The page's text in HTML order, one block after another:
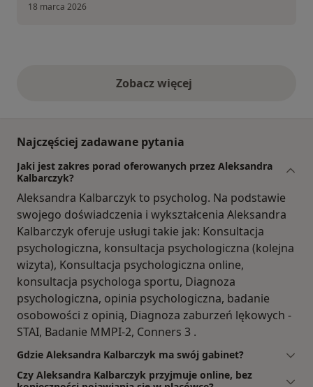
18 marca 2026
Zobacz więcejopinie powyżej
Najczęściej zadawane pytania
Jaki jest zakres porad oferowanych przez Aleksandra
Kalbarczyk?
Aleksandra Kalbarczyk to psycholog. Na podstawie
swojego doświadczenia i wykształcenia Aleksandra
Kalbarczyk oferuje usługi takie jak: Konsultacja
psychologiczna, konsultacja psychologiczna (kolejna
wizyta), Konsultacja psychologiczna online,
konsultacja psychologa sportu, Diagnoza
psychologiczna, opinia psychologiczna, badanie
osobowości z opinią, Diagnoza zaburzeń lękowych -
STAI, Badanie MMPI-2, Conners 3 .
Gdzie Aleksandra Kalbarczyk ma swój gabinet?
Czy Aleksandra Kalbarczyk przyjmuje online, bez